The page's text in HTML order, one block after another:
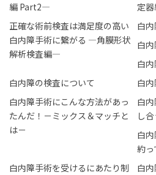
編 Part2―
定
正確な術前検査は満足度の高い
白内障手術に繋がる ―角膜形状
解析検査編―
白
白
白
白内障の検査について
白
白内障手術にこんな方法があっ
たんだ！－ミックス＆マッチと
は－
白
し
白
約
白内障手術を受けるにあたり制
白